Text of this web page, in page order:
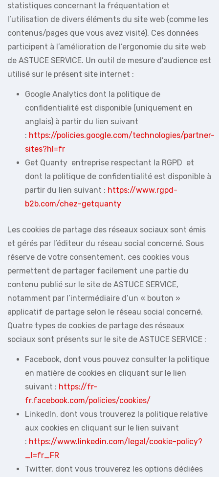
statistiques concernant la fréquentation et
l’utilisation de divers éléments du site web (comme les
contenus/pages que vous avez visité). Ces données
participent à l’amélioration de l’ergonomie du site web
de ASTUCE SERVICE. Un outil de mesure d’audience est
utilisé sur le présent site internet :
Google Analytics dont la politique de
confidentialité est disponible (uniquement en
anglais) à partir du lien suivant
: https://policies.google.com/technologies/partner-
sites?hl=fr
Get Quanty entreprise respectant la RGPD et
dont la politique de confidentialité est disponible à
partir du lien suivant : https://www.rgpd-
b2b.com/chez-getquanty
Les cookies de partage des réseaux sociaux sont émis
et gérés par l’éditeur du réseau social concerné. Sous
réserve de votre consentement, ces cookies vous
permettent de partager facilement une partie du
contenu publié sur le site de ASTUCE SERVICE,
notamment par l’intermédiaire d’un « bouton »
applicatif de partage selon le réseau social concerné.
Quatre types de cookies de partage des réseaux
sociaux sont présents sur le site de ASTUCE SERVICE :
Facebook, dont vous pouvez consulter la politique
en matière de cookies en cliquant sur le lien
suivant : https://fr-
fr.facebook.com/policies/cookies/
LinkedIn, dont vous trouverez la politique relative
aux cookies en cliquant sur le lien suivant
: https://www.linkedin.com/legal/cookie-policy?
_l=fr_FR
Twitter, dont vous trouverez les options dédiées